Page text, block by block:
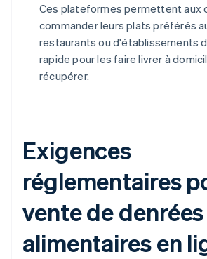
Ces plateformes permettent aux
commander leurs plats préférés
restaurants ou d'établissements
rapide pour les faire livrer à
récupérer.
Exigences
réglementaires
vente de denrées
alimentaires en